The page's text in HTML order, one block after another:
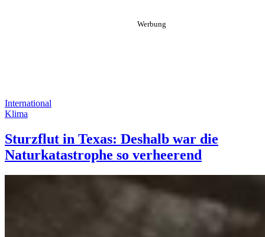
International
Klima
Sturzflut in Texas: Deshalb war die
Naturkatastrophe so verheerend